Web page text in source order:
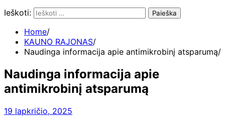
Ieškoti:
Home
KAUNO RAJONAS
Naudinga informacija apie antimikrobinį atsparumą
Naudinga informacija apie
antimikrobinį atsparumą
19 lapkričio, 2025